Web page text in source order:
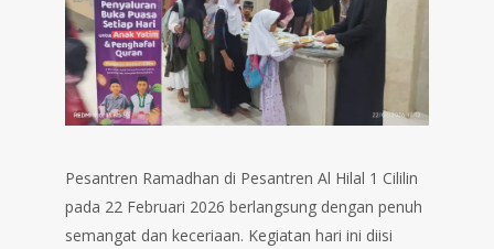
Pesantren Ramadhan di Pesantren Al Hilal 1 Cililin
pada 22 Februari 2026 berlangsung dengan penuh
semangat dan keceriaan. Kegiatan hari ini diisi